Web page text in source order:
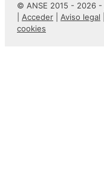
© ANSE 2015 - 2026 -
Acceder Aviso legal
cookies